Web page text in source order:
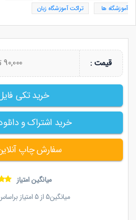
آموزشگاه ها
تراکت آموزشگاه زبان
قیمت : 90,000 تومان
خرید تکی
خرید اشتراک و
سفارش چاپ
میانگین امتیاز
میانگین5از5امتیاز